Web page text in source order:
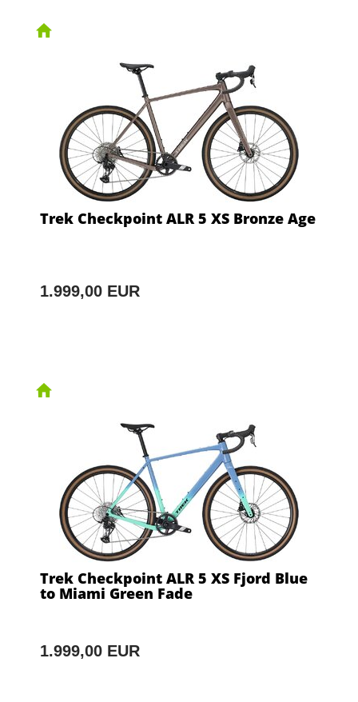
Trek Checkpoint ALR 5 XS Bronze Age
1.999,00 EUR
Trek Checkpoint ALR 5 XS Fjord Blue
to Miami Green Fade
1.999,00 EUR